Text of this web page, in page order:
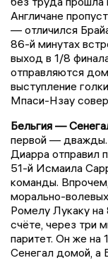
Англичане
— отличился
86-й минутах
выход в 1/8
отправляются
выступление
Мпаси-Нзау
Бельгия —
первой —
Диарра отправил
51-й Исмаила
команды.
морально-
Ромелу Лукаку на
счёте, через три
паритет. Он же на
Сенегал домой, а